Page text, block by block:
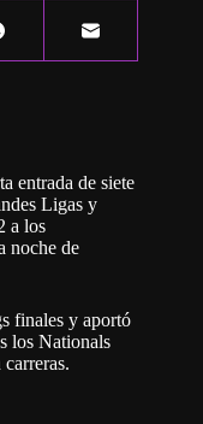
entrada de siete
Ligas y
a los
noche de
finales y aportó
los Nationals